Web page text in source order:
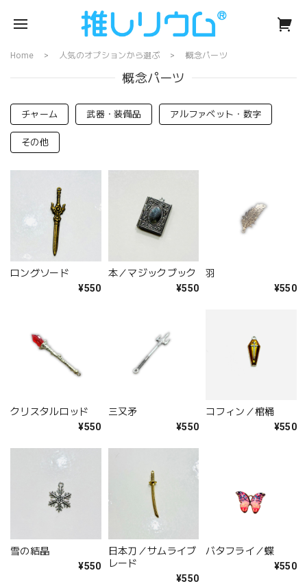
Home 人気のオプションから選ぶ 概念パーツ
概念パーツ
チャーム 武器・装備品 アルファベット・数字
その他
ロングソード
¥550
本／マジックブック
¥550
羽
¥550
クリスタルロッド
¥550
三又矛
¥550
コフィン／棺桶
¥550
雪の結晶
¥550
日本刀／サムライブ
レード
¥550
バタフライ／蝶
¥550